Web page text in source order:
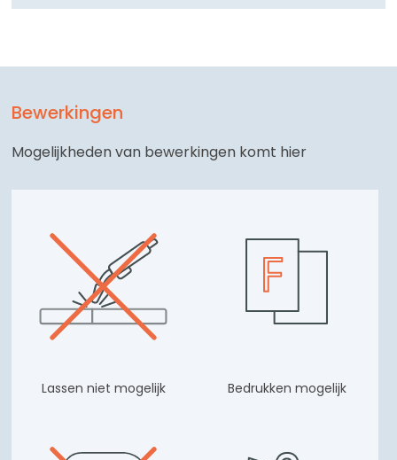
Bewerkingen
Mogelijkheden van bewerkingen komt hier
Lassen niet mogelijk Bedrukken mogelijk